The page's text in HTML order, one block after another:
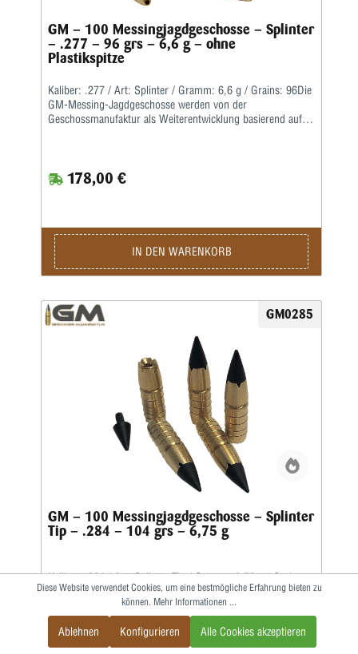
GM – 100 Messingjagdgeschosse – Splinter
– .277 – 96 grs – 6,6 g – ohne
Plastikspitze
Kaliber: .277 / Art: Splinter / Gramm: 6,6 g / Grains: 96Die
GM-Messing-Jagdgeschosse werden von der
Geschossmanufaktur als Weiterentwicklung basierend auf
im Lauf bleibt dabei durch die spezielle Messinglegierung
gering.Die Teilzerlegungs-Geschosse fragmentieren im
178,00 €
IN DEN WARENKORB
GM0285
GM – 100 Messingjagdgeschosse – Splinter
Tip – .284 – 104 grs – 6,75 g
Kaliber: .284 / Art: Splinter Tip / Gramm: 6,75 g / Grains:
104Die GM-Messing-Jagdgeschosse werden von der
Geschossmanufaktur als Weiterentwicklung basierend auf
dem ehemaligen Lutz Möller-Geschoss in Deutschland
gefertigt.Durch die Führbandtechnik wird eine geringe
Laufreibung bei hoher Geschwindigkeit erreicht.Der Abrieb
Diese Website verwendet Cookies, um eine bestmögliche Erfahrung bieten zu
können. Mehr Informationen ...
Ablehnen Konfigurieren Alle Cookies akzeptieren